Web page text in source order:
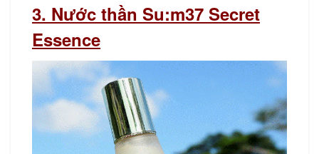
3. Nước thần Su:m37 Secret
Essence